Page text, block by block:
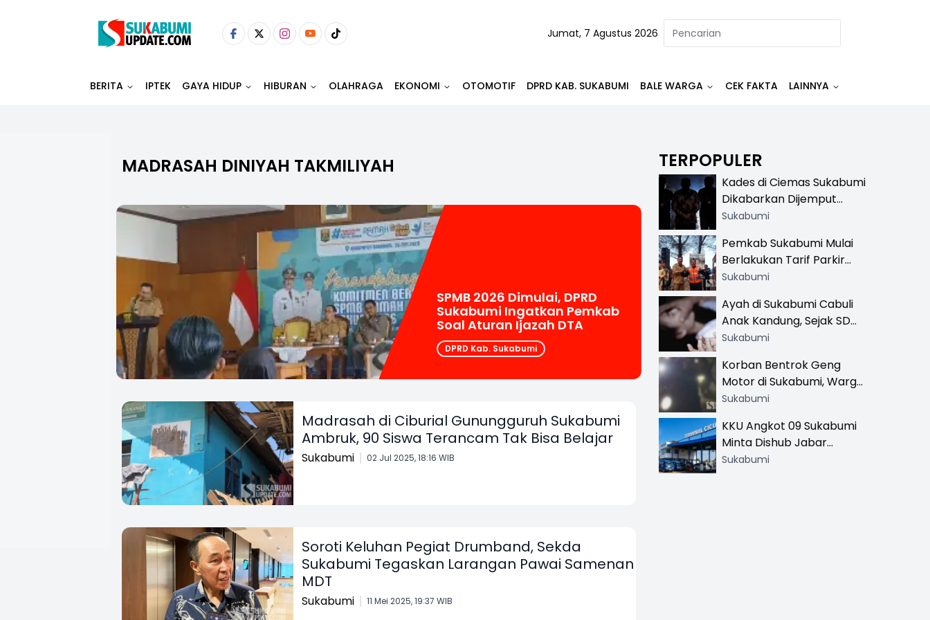
Jumat, 7 Agustus 2026
BERITA IPTEK GAYA HIDUP HIBURAN OLAHRAGA EKONOMI OTOMOTIF DPRD KAB. SUKABUMI BALE WARGA CEK FAKTA LAINNYA
MADRASAH DINIYAH TAKMILIYAH
SPMB 2026 Dimulai, DPRD
Sukabumi Ingatkan Pemkab
Soal Aturan Ijazah DTA
DPRD Kab. Sukabumi
Madrasah di Ciburial Gunungguruh Sukabumi
Ambruk, 90 Siswa Terancam Tak Bisa Belajar
Sukabumi 02 Jul 2025, 18:16 WIB
Soroti Keluhan Pegiat Drumband, Sekda
Sukabumi Tegaskan Larangan Pawai Samenan
MDT
Sukabumi 11 Mei 2025, 19:37 WIB
TERPOPULER
Kades di Ciemas Sukabumi
Dikabarkan Dijemput
Satnarkoba, Polisi
Sukabumi
Pemkab Sukabumi Mulai
Berlakukan Tarif Parkir
Resmi di 13 Lokasi Wisata,
Khusus
Sukabumi
Ayah di Sukabumi Cabuli
Anak Kandung, Sejak SD
Hingga SMA
Sukabumi
Korban Bentrok Geng
Motor di Sukabumi, Warga
dan Sopir Tangki
Sukabumi
KKU Angkot 09 Sukabumi
Minta Dishub Jabar
Tertibkan Trayek Ciawi-
Sukabumi